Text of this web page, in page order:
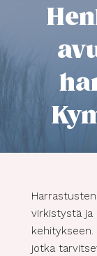
virkistystä ja
jotka